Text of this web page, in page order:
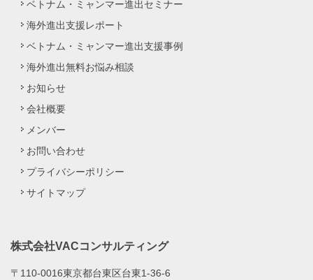
ベトナム・ミャンマー進出セミナー
海外進出支援レポート
ベトナム・ミャンマー進出支援事例
海外進出無料お悩み相談
お知らせ
会社概要
メンバー
お問い合わせ
プライバシーポリシー
サイトマップ
株式会社VACコンサルティング
〒110-0016東京都台東区台東1-36-6